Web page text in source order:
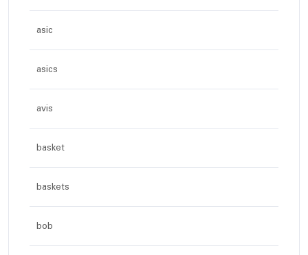
asic
asics
avis
basket
baskets
bob